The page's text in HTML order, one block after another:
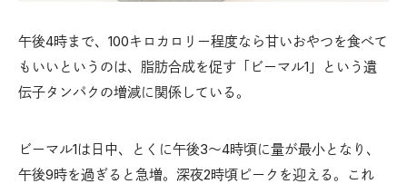
午後4時まで、100キロカロリー程度なら甘いおやつを食べて
もいいというのは、脂肪合成を促す「ビーマル1」という遺
伝子タンパクの増減に関係している。
ビーマル1は日中、とくに午後3〜4時頃に量が最小となり、
午後9時を過ぎると急増。深夜2時頃ピークを迎える。これ